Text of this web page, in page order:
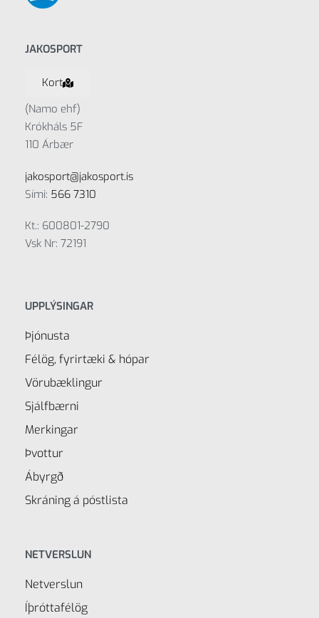
JAKOSPORT
Kort
(Namo ehf)
Krókháls 5F
110 Árbær
jakosport@jakosport.is
Sími: 566 7310
Kt.: 600801-2790
Vsk Nr: 72191
UPPLÝSINGAR
Þjónusta
Félög, fyrirtæki & hópar
Vörubæklingur
Sjálfbærni
Merkingar
Þvottur
Ábyrgð
Skráning á póstlista
NETVERSLUN
Netverslun
Íþróttafélög